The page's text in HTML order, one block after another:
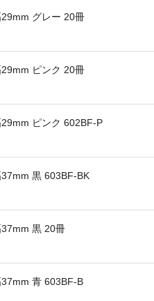
グレー 20冊
ピンク 20冊
ピンク 602BF-P
黒 603BF-BK
黒 20冊
青 603BF-B